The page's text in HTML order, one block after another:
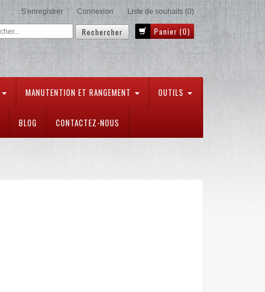
S'enregistrer Connexion Liste de souhaits (0)
Panier (0)
MANUTENTION ET RANGEMENT OUTILS
BLOG CONTACTEZ-NOUS